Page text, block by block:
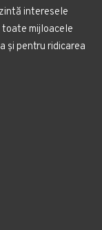
interesele
mijloacele
și pentru ridicarea